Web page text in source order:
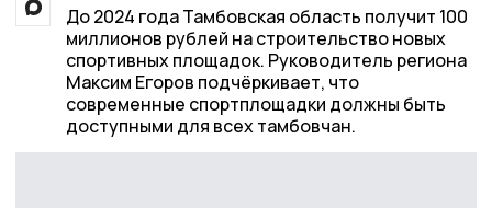
До 2024 года Тамбовская область получит 100
миллионов рублей на строительство новых
спортивных площадок. Руководитель региона
Максим Егоров подчёркивает, что
современные спортплощадки должны быть
доступными для всех тамбовчан.